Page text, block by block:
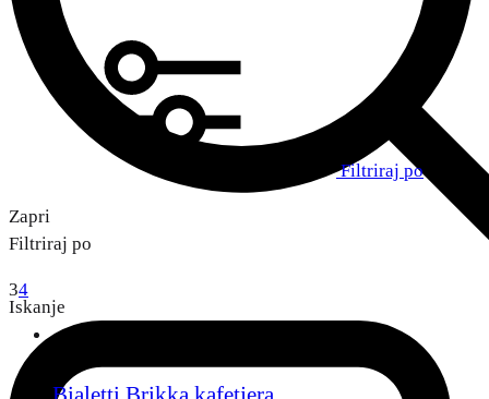
Iskanje
Filtriraj po
Zapri
Filtriraj po
34